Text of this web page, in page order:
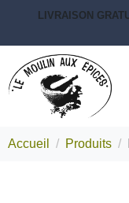
LIVRAISON
Accueil Produits